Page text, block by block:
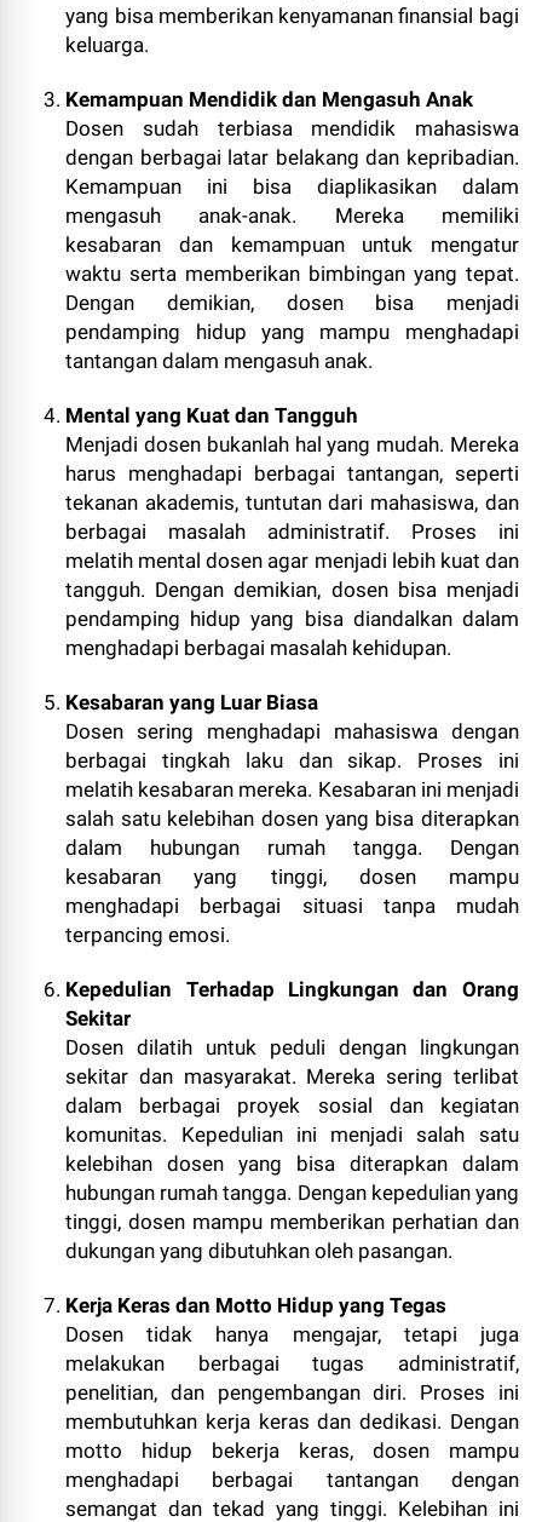
yang bisa memberikan kenyamanan finansial bagi
keluarga.
Kemampuan Mendidik dan Mengasuh Anak
Dosen sudah terbiasa mendidik mahasiswa
dengan berbagai latar belakang dan kepribadian.
Kemampuan ini bisa diaplikasikan dalam
mengasuh anak-anak. Mereka memiliki
kesabaran dan kemampuan untuk mengatur
waktu serta memberikan bimbingan yang tepat.
Dengan demikian, dosen bisa menjadi
pendamping hidup yang mampu menghadapi
tantangan dalam mengasuh anak.
Mental yang Kuat dan Tangguh
Menjadi dosen bukanlah hal yang mudah. Mereka
harus menghadapi berbagai tantangan, seperti
tekanan akademis, tuntutan dari mahasiswa, dan
berbagai masalah administratif. Proses ini
melatih mental dosen agar menjadi lebih kuat dan
tangguh. Dengan demikian, dosen bisa menjadi
pendamping hidup yang bisa diandalkan dalam
menghadapi berbagai masalah kehidupan.
Kesabaran yang Luar Biasa
Dosen sering menghadapi mahasiswa dengan
berbagai tingkah laku dan sikap. Proses ini
melatih kesabaran mereka. Kesabaran ini menjadi
salah satu kelebihan dosen yang bisa diterapkan
dalam hubungan rumah tangga. Dengan
kesabaran yang tinggi, dosen mampu
menghadapi berbagai situasi tanpa mudah
terpancing emosi.
Kepedulian Terhadap Lingkungan dan Orang
Sekitar
Dosen dilatih untuk peduli dengan lingkungan
sekitar dan masyarakat. Mereka sering terlibat
dalam berbagai proyek sosial dan kegiatan
komunitas. Kepedulian ini menjadi salah satu
kelebihan dosen yang bisa diterapkan dalam
hubungan rumah tangga. Dengan kepedulian yang
tinggi, dosen mampu memberikan perhatian dan
dukungan yang dibutuhkan oleh pasangan.
Kerja Keras dan Motto Hidup yang Tegas
Dosen tidak hanya mengajar, tetapi juga
melakukan berbagai tugas administratif,
penelitian, dan pengembangan diri. Proses ini
membutuhkan kerja keras dan dedikasi. Dengan
motto hidup bekerja keras, dosen mampu
menghadapi berbagai tantangan dengan
semangat dan tekad yang tinggi. Kelebihan ini